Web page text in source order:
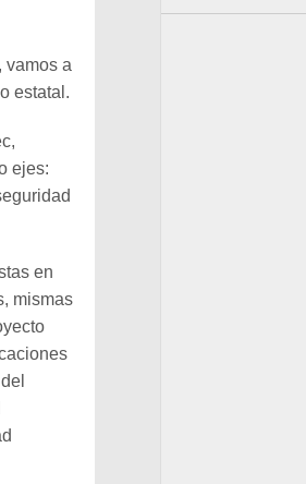
vamos a
estatal.
ejes:
en
mismas